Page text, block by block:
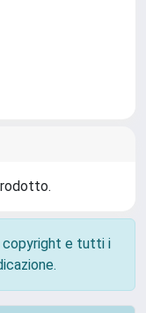
copyright e tutti i